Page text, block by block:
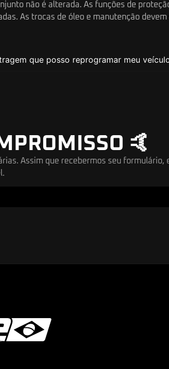
não é alterada. As funções de
As trocas de óleo e manutenção
que posso reprogramar meu
🤙
Assim que recebermos seu